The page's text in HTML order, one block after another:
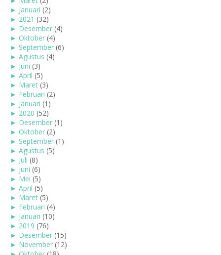
► Januari (2)
► 2021 (32)
► Desember (4)
► Oktober (4)
► September (6)
► Agustus (4)
► Juni (3)
► April (5)
► Maret (3)
► Februari (2)
► Januari (1)
► 2020 (52)
► Desember (1)
► Oktober (2)
► September (1)
► Agustus (5)
► Juli (8)
► Juni (6)
► Mei (5)
► April (5)
► Maret (5)
► Februari (4)
► Januari (10)
► 2019 (76)
► Desember (15)
► November (12)